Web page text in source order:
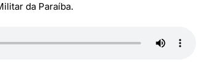
da Paraíba.